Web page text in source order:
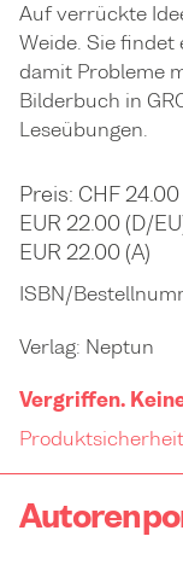
Auf verrückte
Weide. Sie
damit Probleme
Bilderbuch in
Leseübungen.
Preis: CHF 24.00
EUR 22.00 (D/
EUR 22.00 (A)
ISBN/
Verlag: Neptun
Vergriffen.
Produktsicherheit